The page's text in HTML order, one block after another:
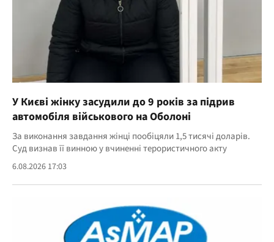
У Києві жінку засудили до 9 років за підрив
автомобіля військового на Оболоні
За виконання завдання жінці пообіцяли 1,5 тисячі доларів.
Суд визнав її винною у вчиненні терористичного акту
6.08.2026 17:03